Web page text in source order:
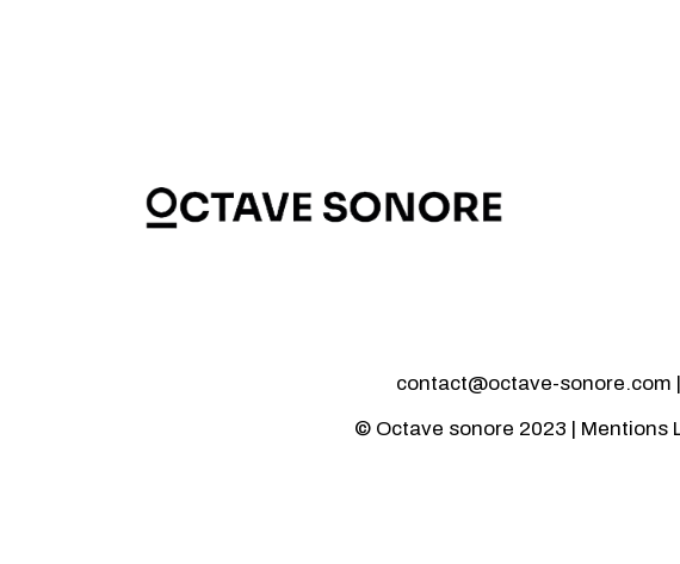
contact@octave-sonore.com
© Octave sonore 2023 | Mentions